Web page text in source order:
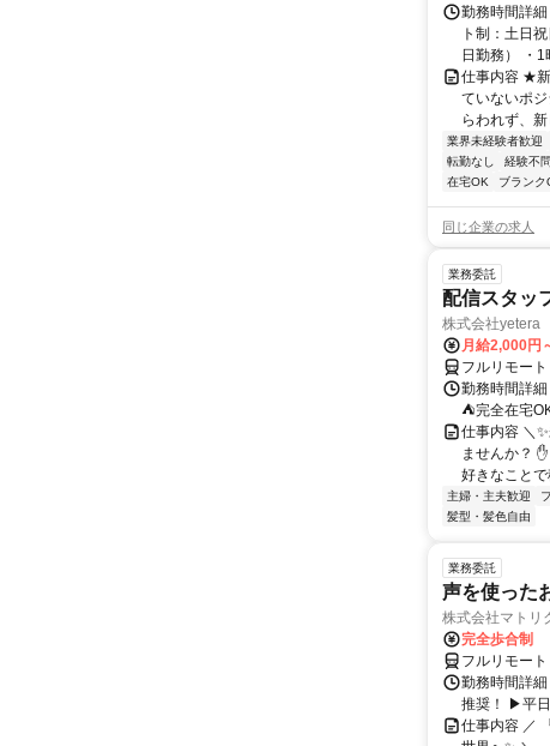
勤務時間詳
ト制：土日
日勤務） ・
仕事内容 ★新
ていないポ
らわれず、
業界未経験者歓迎
転勤なし
経験不問
在宅OK
ブランク
同じ企業の求人
業務委託
配信スタッ
株式会社yetera
月給2,000円
フルリモート
勤務時間詳
⛺完全在宅
仕事内容 ＼
ませんか？
好きなこと
主婦・主夫歓迎
髪型・髪色自由
業務委託
声を使った
株式会社マトリ
完全歩合制
フルリモート
勤務時間詳
推奨！ ▶平
仕事内容 ／